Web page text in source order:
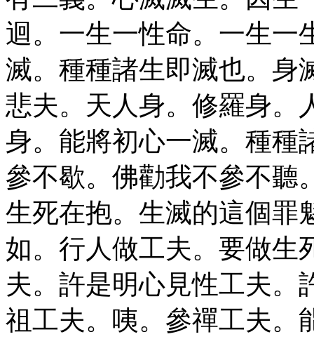
迴。一生一性命。一生一
滅。種種諸生即滅也。身
悲夫。天人身。修羅身。
身。能將初心一滅。種種
參不歇。佛勸我不參不聽
生死在抱。生滅的這個罪
如。行人做工夫。要做生
夫。許是明心見性工夫。
祖工夫。咦。參禪工夫。